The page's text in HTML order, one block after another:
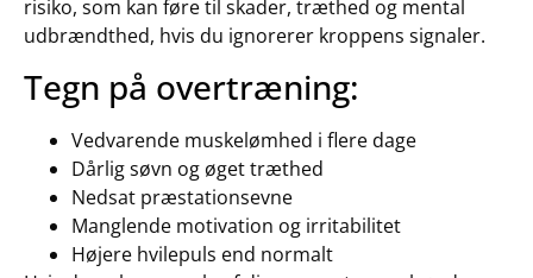
risiko, som kan føre til skader, træthed og mental
udbrændthed, hvis du ignorerer kroppens signaler.
Tegn på overtræning:
Vedvarende muskelømhed i flere dage
Dårlig søvn og øget træthed
Nedsat præstationsevne
Manglende motivation og irritabilitet
Højere hvilepuls end normalt